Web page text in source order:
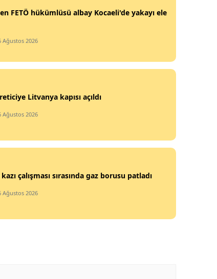
FETÖ hükümlüsü albay Kocaeli'de yakayı ele
Ağustos 2026
Litvanya kapısı açıldı
Ağustos 2026
kazı çalışması sırasında gaz borusu patladı
Ağustos 2026